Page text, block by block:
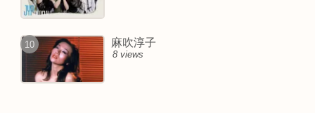
麻吹淳子
8 views